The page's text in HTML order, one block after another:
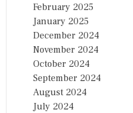
February 2025
January 2025
December 2024
November 2024
October 2024
September 2024
August 2024
July 2024